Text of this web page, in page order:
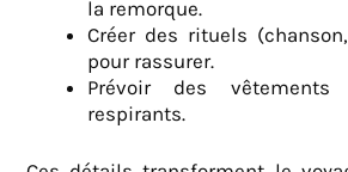
la remorque.
Créer des rituels
pour rassurer.
Prévoir des vêtements
respirants.